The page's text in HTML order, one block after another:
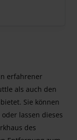
erfahrener
als auch den
Sie können
lassen dieses
des